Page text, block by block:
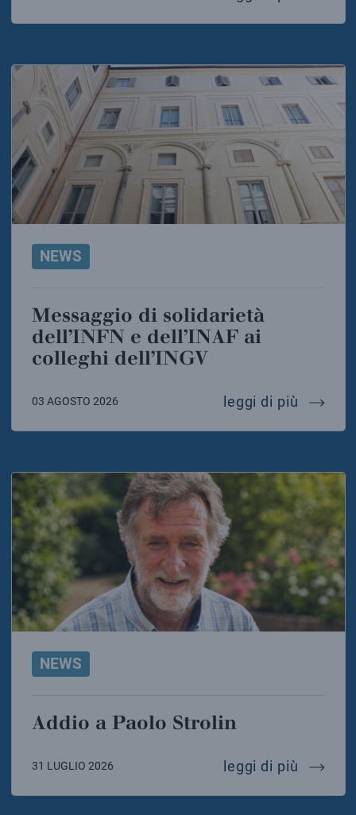
NEWS
Messaggio di solidarietà
dell’INFN e dell’INAF ai
colleghi dell’INGV
03 AGOSTO 2026 leggi di più
NEWS
Addio a Paolo Strolin
31 LUGLIO 2026 leggi di più addio